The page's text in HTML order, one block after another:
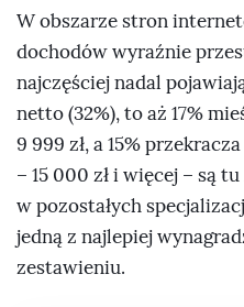
W obszarze stron
dochodów wyraźnie
najczęściej nadal
netto (32%), to aż 17%
9 999 zł, a 15%
– 15 000 zł i więcej – są
w pozostałych
jedną z najlepiej
zestawieniu.